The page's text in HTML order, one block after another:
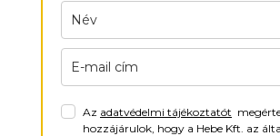
Az adatvédelmi tájékoztatót
hozzájárulok, hogy a Hebe Kft. az